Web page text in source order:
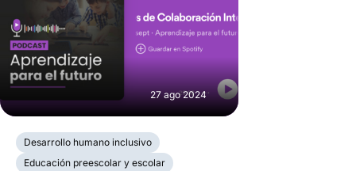
27 ago 2024
Desarrollo humano inclusivo
Educación preescolar y escolar